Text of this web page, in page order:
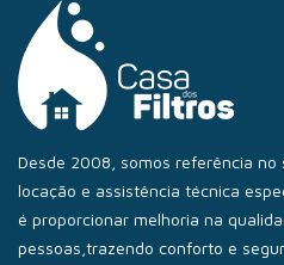
Desde 2008, somos referência no
locação e assistência técnica
é proporcionar melhoria na
pessoas,trazendo conforto e